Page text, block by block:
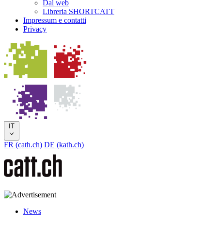
Dal web
Libreria SHORTCATT
Impressum e contatti
Privacy
IT
FR (cath.ch) DE (kath.ch)
News